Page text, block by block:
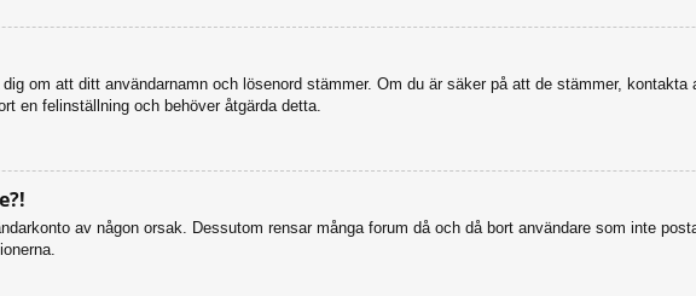
om att ditt användarnamn och lösenord stämmer. Om du är säker på att de stämmer,
en felinställning och behöver åtgärda detta.
av någon orsak. Dessutom rensar många forum då och då bort användare som inte